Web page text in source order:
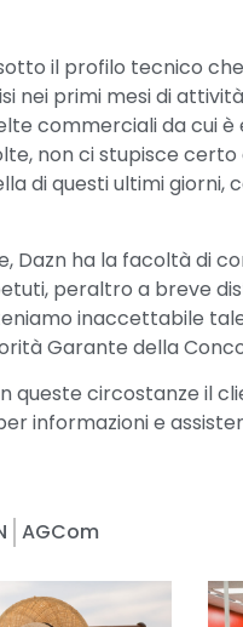
il profilo tecnico
nei primi mesi di
commerciali da cui è
non ci stupisce
di questi ultimi giorni,
Dazn ha la facoltà di
peraltro a breve
inaccettabile
Garante della
queste circostanze il
informazioni e
AGCom